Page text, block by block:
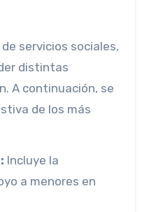
servicios sociales,
distintas
A continuación, se
de los más
Incluye la
a menores en